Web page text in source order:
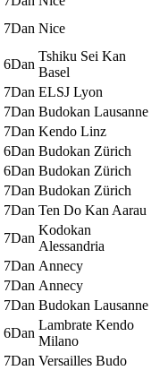
7Dan Nice
6Dan
Tshiku Sei Kan
Basel
7Dan ELSJ Lyon
7Dan Budokan Lausanne
7Dan Kendo Linz
6Dan Budokan Zürich
6Dan Budokan Zürich
7Dan Budokan Zürich
7Dan Ten Do Kan Aarau
7Dan
Kodokan
Alessandria
7Dan Annecy
7Dan Annecy
7Dan Budokan Lausanne
6Dan
Lambrate Kendo
Milano
7Dan Versailles Budo